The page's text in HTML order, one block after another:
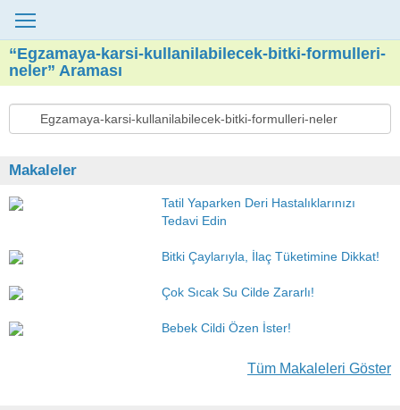
“Egzamaya-karsi-kullanilabilecek-bitki-formulleri-
neler” Araması
Makaleler
Tatil Yaparken Deri Hastalıklarınızı
Tedavi Edin
Bitki Çaylarıyla, İlaç Tüketimine Dikkat!
Çok Sıcak Su Cilde Zararlı!
Bebek Cildi Özen İster!
Tüm Makaleleri Göster